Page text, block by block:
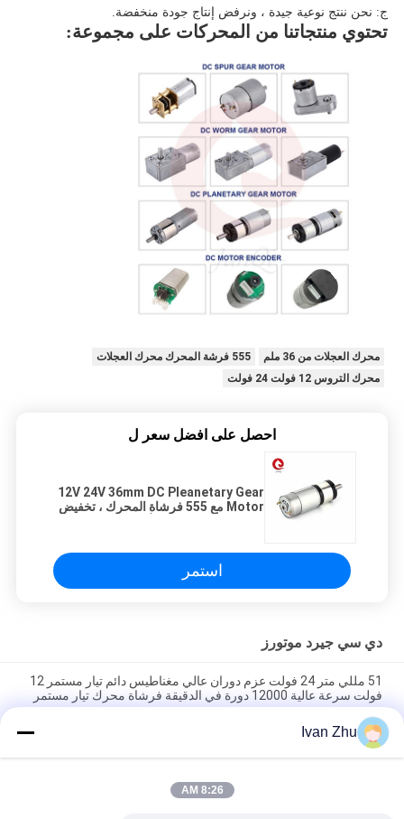
ج: نحن ننتج نوعية جيدة ، ونرفض إنتاج جودة منخفضة.
تحتوي منتجاتنا من المحركات على مجموعة:
محرك العجلات من 36 ملم
555 فرشة المحرك محرك العجلات
محرك التروس 12 فولت 24 فولت
احصل على افضل سعر ل
12V 24V 36mm DC Pleanetary Gear
Motor مع 555 فرشاة المحرك ، تخفيض
استمر
دي سي جيرد موتورز
51 مللي متر 24 فولت عزم دوران عالي مغناطيس دائم تيار مستمر 12
فولت سرعة عالية 12000 دورة في الدقيقة فرشاة محرك تيار مستمر
صغير
الطبية
370 46 مم 6 فولت 24 فولت 12 فولت محرك عزم دوران عالي بنفايات
Ivan Zhu
8:26 AM